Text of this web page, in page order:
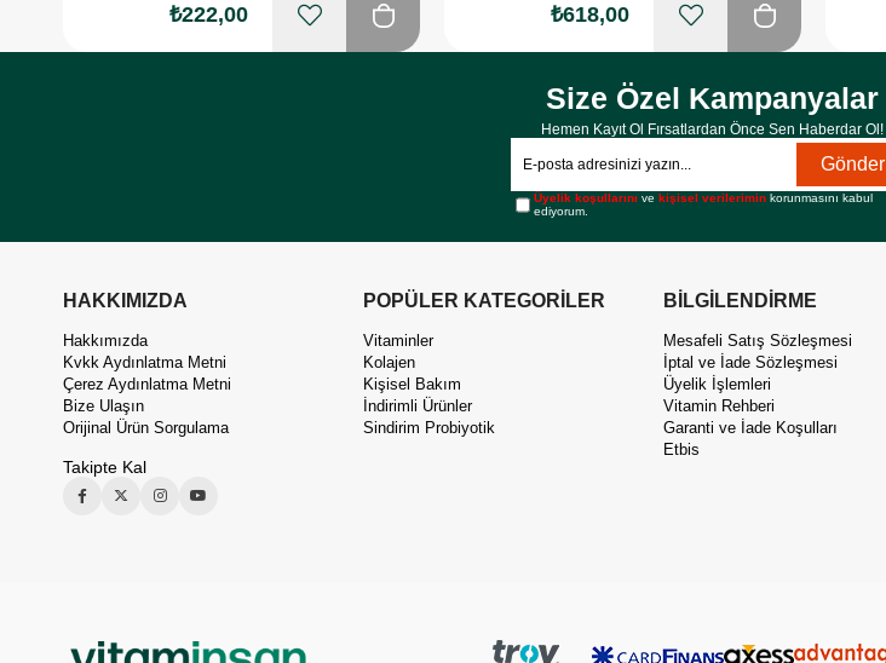
₺222,00 ₺618,00
Size Özel Kampanyalar
Hemen Kayıt Ol Fırsatlardan Önce Sen Haberdar Ol!
Gönder
Üyelik koşullarını vekişisel verilerimin korunmasını kabul
ediyorum.
HAKKIMIZDA
Hakkımızda
Kvkk Aydınlatma Metni
Çerez Aydınlatma Metni
Bize Ulaşın
Orijinal Ürün Sorgulama
Takipte Kal
POPÜLER KATEGORİLER
Vitaminler
Kolajen
Kişisel Bakım
İndirimli Ürünler
Sindirim Probiyotik
BİLGİLENDİRME
Mesafeli Satış Sözleşmesi
İptal ve İade Sözleşmesi
Üyelik İşlemleri
Vitamin Rehberi
Garanti ve İade Koşulları
Etbis